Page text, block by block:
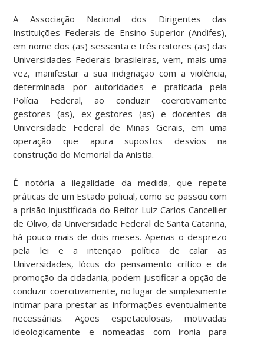
A Associação Nacional dos Dirigentes das
Instituições Federais de Ensino Superior (Andifes),
em nome dos (as) sessenta e três reitores (as) das
Universidades Federais brasileiras, vem, mais uma
vez, manifestar a sua indignação com a violência,
determinada por autoridades e praticada pela
Polícia Federal, ao conduzir coercitivamente
gestores (as), ex-gestores (as) e docentes da
Universidade Federal de Minas Gerais, em uma
operação que apura supostos desvios na
construção do Memorial da Anistia.
É notória a ilegalidade da medida, que repete
práticas de um Estado policial, como se passou com
a prisão injustificada do Reitor Luiz Carlos Cancellier
de Olivo, da Universidade Federal de Santa Catarina,
há pouco mais de dois meses. Apenas o desprezo
pela lei e a intenção política de calar as
Universidades, lócus do pensamento crítico e da
promoção da cidadania, podem justificar a opção de
conduzir coercitivamente, no lugar de simplesmente
intimar para prestar as informações eventualmente
necessárias. Ações espetaculosas, motivadas
ideologicamente e nomeadas com ironia para